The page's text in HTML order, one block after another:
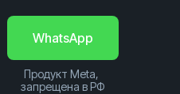
WhatsApp
Продукт Meta,
запрещена в РФ